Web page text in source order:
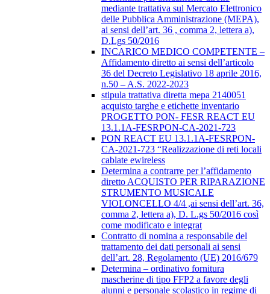
mediante trattativa sul Mercato Elettronico
delle Pubblica Amministrazione (MEPA),
ai sensi dell’art. 36 , comma 2, lettera a),
D.Lgs 50/2016
INCARICO MEDICO COMPETENTE –
Affidamento diretto ai sensi dell’articolo
36 del Decreto Legislativo 18 aprile 2016,
n.50 – A.S. 2022-2023
stipula trattativa diretta mepa 2140051
acquisto targhe e etichette inventario
PROGETTO PON- FESR REACT EU
13.1.1A-FESRPON-CA-2021-723
PON REACT EU 13.1.1A-FESRPON-
CA-2021-723 “Realizzazione di reti locali
cablate ewireless
Determina a contrarre per l’affidamento
diretto ACQUISTO PER RIPARAZIONE
STRUMENTO MUSICALE
VIOLONCELLO 4/4 ,ai sensi dell’art. 36,
comma 2, lettera a), D. L.gs 50/2016 così
come modificato e integrat
Contratto di nomina a responsabile del
trattamento dei dati personali ai sensi
dell’art. 28, Regolamento (UE) 2016/679
Determina – ordinativo fornitura
mascherine di tipo FFP2 a favore degli
alunni e personale scolastico in regime di